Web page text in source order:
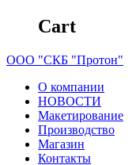
Cart
ООО "СКБ "Протон"
О компании
НОВОСТИ
Макетирование
Производство
Магазин
Контакты